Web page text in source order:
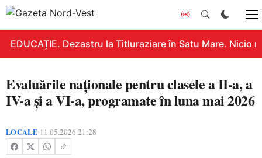
EDUCAȚIE. Dezastru la Titluraziare în Satu Mare. Nicio
Evaluările naționale pentru clasele a II-a, a
IV-a și a VI-a, programate în luna mai 2026
LOCALE•11.05.2026 21:28